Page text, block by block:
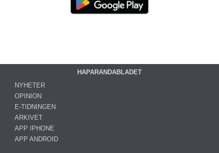
HAPARANDABLADET
NYHETER
OPINION
E-TIDNINGEN
ARKIVET
APP IPHONE
APP ANDROID